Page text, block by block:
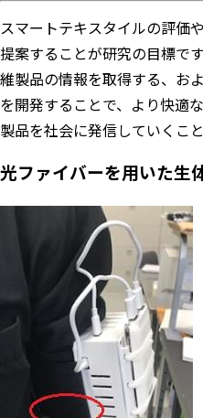
スマートテキスタイルの評価
提案することが研究の目標で
維製品の情報を取得する、お
を開発することで、より快適
製品を社会に発信していくこ
光ファイバーを用いた生